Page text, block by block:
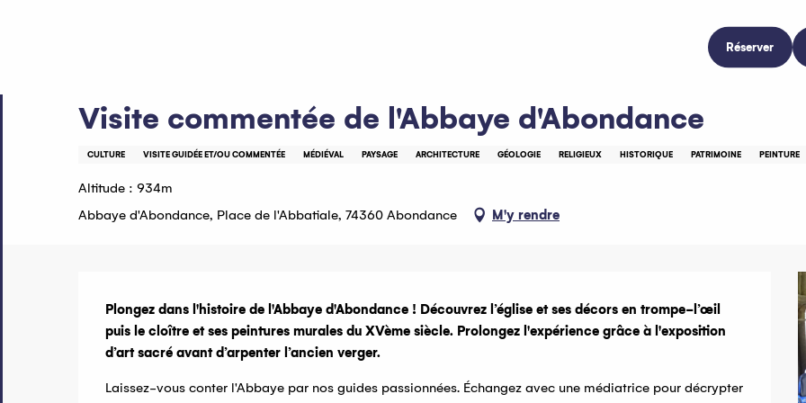
Réserver
Visite commentée de l'Abbaye d'Abondance
CULTURE VISITE GUIDÉE ET/OU COMMENTÉE MÉDIÉVAL PAYSAGE ARCHITECTURE GÉOLOGIE RELIGIEUX HISTORIQUE PATRIMOINE PEINTURE
Altitude : 934m
Abbaye d'Abondance, Place de l'Abbatiale, 74360 Abondance
M'y rendre
Description
Plongez dans l'histoire de l'Abbaye d'Abondance ! Découvrez l’église et ses décors en trompe-l’œil
puis le cloître et ses peintures murales du XVème siècle. Prolongez l'expérience grâce à l'exposition
d’art sacré avant d’arpenter l’ancien verger.
Laissez-vous conter l'Abbaye par nos guides passionnées. Échangez avec une médiatrice pour décrypter